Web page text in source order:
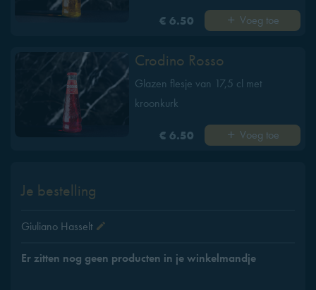
€ 6.50 Voeg toe
Crodino Rosso
Glazen flesje van 17,5 cl met
kroonkurk
€ 6.50 Voeg toe
Je bestelling
Giuliano Hasselt
Er zitten nog geen producten in je winkelmandje